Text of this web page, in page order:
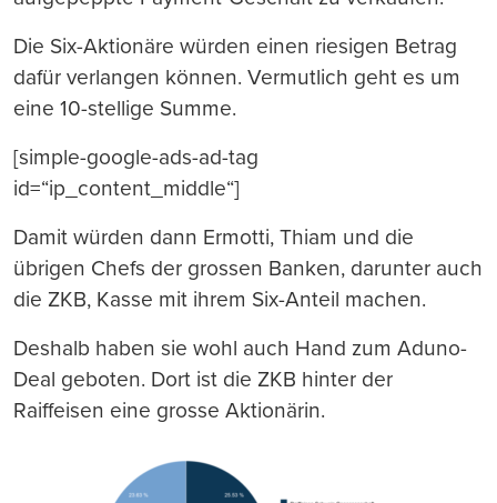
Die Six-Aktionäre würden einen riesigen Betrag
dafür verlangen können. Vermutlich geht es um
eine 10-stellige Summe.
[simple-google-ads-ad-tag
id=“ip_content_middle“]
Damit würden dann Ermotti, Thiam und die
übrigen Chefs der grossen Banken, darunter auch
die ZKB, Kasse mit ihrem Six-Anteil machen.
Deshalb haben sie wohl auch Hand zum Aduno-
Deal geboten. Dort ist die ZKB hinter der
Raiffeisen eine grosse Aktionärin.